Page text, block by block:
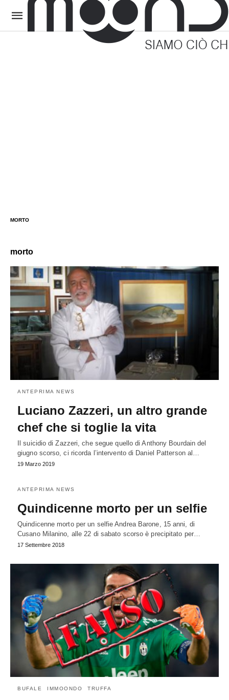
MORTO
morto
ANTEPRIMA NEWS
Luciano Zazzeri, un altro grande
chef che si toglie la vita
Il suicidio di Zazzeri, che segue quello di Anthony Bourdain del
giugno scorso, ci ricorda l’intervento di Daniel Patterson al…
19 Marzo 2019
ANTEPRIMA NEWS
Quindicenne morto per un selfie
Quindicenne morto per un selfie Andrea Barone, 15 anni, di
Cusano Milanino, alle 22 di sabato scorso è precipitato per…
17 Settembre 2018
BUFALE IMMOONDO TRUFFA